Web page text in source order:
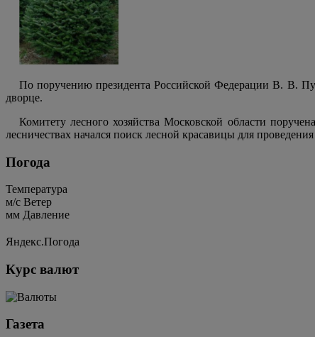
По поручению президента Российской Федерации В. В.
дворце.
Комитету лесного хозяйства Московской области
лесничествах начался поиск лесной красавицы для
Погода
Температура
м/c Ветер
мм Давление
Яндекс.Погода
Курс валют
Газета